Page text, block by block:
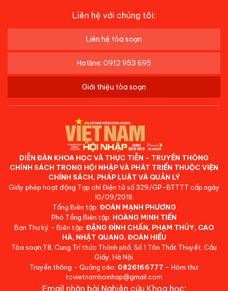
Liên hệ với chúng tôi:
Liên hệ tòa soạn
Hotline: 0912 953 695
Giới thiệu tòa soạn
DIỄN ĐÀN KHOA HỌC VÀ THỰC TIỄN - TRUYỀN THÔNG
CHÍNH SÁCH TRONG HỘI NHẬP VÀ PHÁT TRIỂN THUỘC VIỆN
CHÍNH SÁCH, PHÁP LUẬT VÀ QUẢN LÝ
Giấy phép hoạt động Tạp chí Điện tử số 329/GP-BTTTT cấp ngày
10/09/2018.
Tổng Biên tập: ĐOÀN MẠNH PHƯƠNG
Phó Tổng Biên tập: HOÀNG MINH TIẾN
Ban Thư ký - Biên tập: ĐẶNG ĐÌNH CHẤN, PHẠM THỦY, CAO
HÀ, NHẬT QUANG, ĐOÀN HIẾU
Tòa soạn:T8, Cung Trí thức Thành phố, Số 1 Tôn Thất Thuyết, Cầu
Giấy, Hà Nội.
Truyền thông - Quảng cáo: 0826166777 - Hòm thư:
tcvietnamhoinhap@gmail.com
Email nhận bài Nghiên cứu Khoa học: